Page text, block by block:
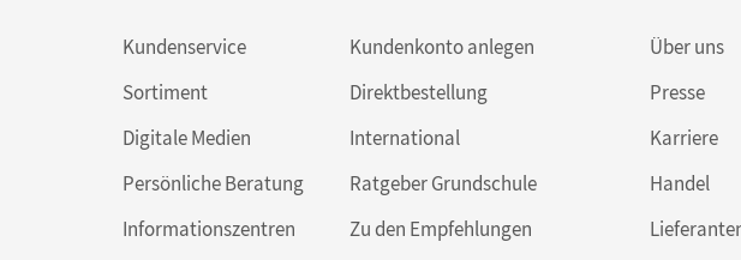
Kundenservice
Sortiment
Digitale Medien
Persönliche Beratung
Informationszentren
Kundenkonto anlegen
Direktbestellung
International
Ratgeber Grundschule
Zu den Empfehlungen
Über uns
Presse
Karriere
Handel